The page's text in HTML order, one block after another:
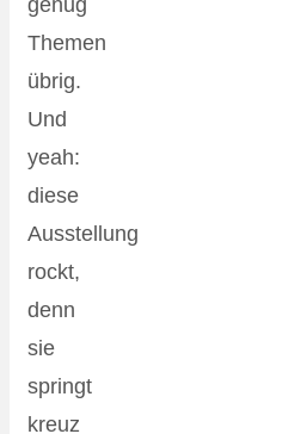
genug
Themen
übrig.
Und
yeah:
diese
Ausstellung
rockt,
denn
sie
springt
kreuz